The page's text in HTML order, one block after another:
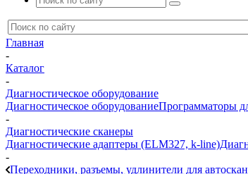
Главная
-
Каталог
-
Диагностическое оборудование
Диагностическое оборудованиеПрограмматоры
-
Диагностические сканеры
Диагностические адаптеры (ELM327, k-line)
-
Переходники, разъемы, удлинители для